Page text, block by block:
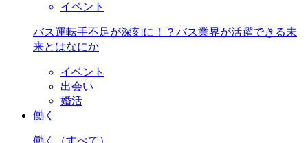
イベント
バス運転手不足が深刻に！？バス業界が活躍できる未
来とはなにか
イベント
出会い
婚活
働く
働く （すべて）